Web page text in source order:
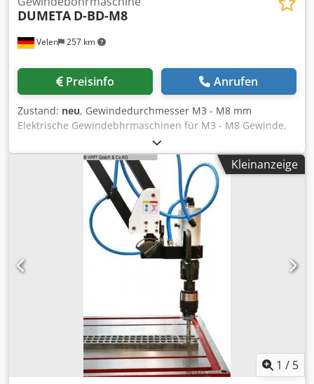
Velen 257 km
DUMETA D-BD-M8
Preisinfo Anrufen
Zustand: neu, Gewindedurchmesser M3 - M8 mm
Elektrische Gewindebhrmaschinen für M3 - M8 Gewinde,
Winkel einstellbar. Dodpfx Akjfg U Snjpskr 5 Stk.
Schnellwechselfutter mit Rutschkupplung. Über Display
einstellbar: variable Drehzahl, Einstellbare Tiefe,
Materialauswahl, Wahl der Hauptdrehrichtung,
Gewindeauswahl. Optional: - Aufspanntisch mit T-Nuten:
990x700x800mm. - Magnetfuß.
Kleinanzeige
1 / 5